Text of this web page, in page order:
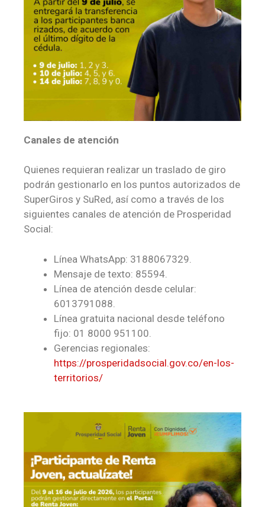
Canales de atención
Quienes requieran realizar un traslado de giro
podrán gestionarlo en los puntos autorizados de
SuperGiros y SuRed, así como a través de los
siguientes canales de atención de Prosperidad
Social:
Línea WhatsApp: 3188067329.
Mensaje de texto: 85594.
Línea de atención desde celular:
6013791088.
Línea gratuita nacional desde teléfono
fijo: 01 8000 951100.
Gerencias regionales:
https://prosperidadsocial.gov.co/en-los-
territorios/